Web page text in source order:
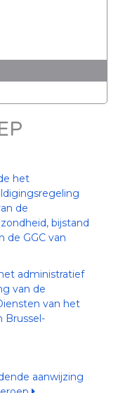
het
de
bijstand
de GGC van
administratief
van de
van het
Brussel-
aanwijzing